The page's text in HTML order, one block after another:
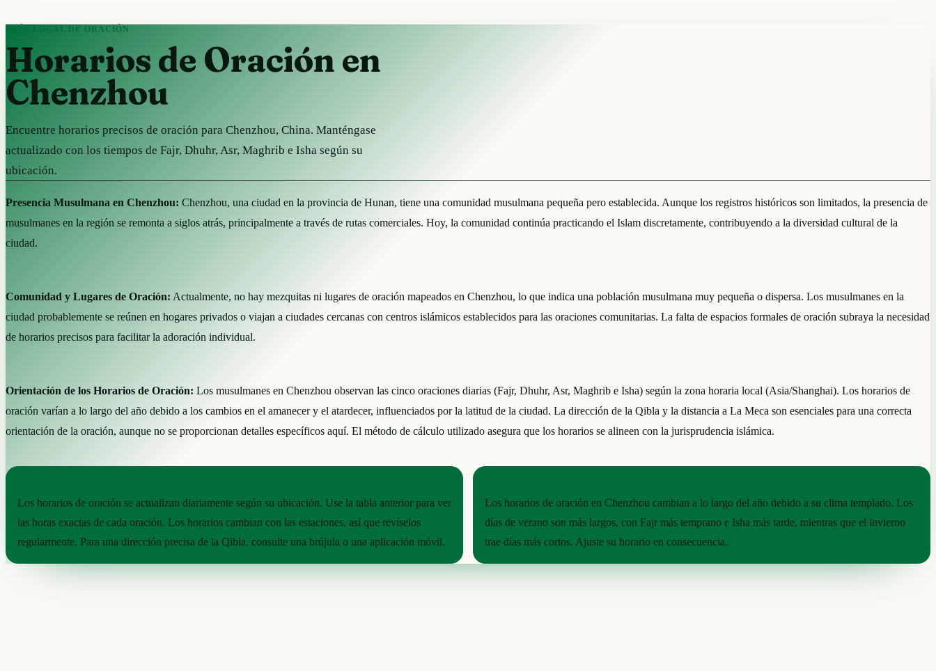
GUÍA LOCAL DE ORACIÓN
Horarios de Oración en
Chenzhou
Encuentre horarios precisos de oración para Chenzhou, China. Manténgase
actualizado con los tiempos de Fajr, Dhuhr, Asr, Maghrib e Isha según su
ubicación.
Presencia Musulmana en Chenzhou: Chenzhou, una ciudad en la provincia de Hunan, tiene una comunidad musulmana pequeña pero establecida. Aunque los registros históricos son limitados, la presencia de
musulmanes en la región se remonta a siglos atrás, principalmente a través de rutas comerciales. Hoy, la comunidad continúa practicando el Islam discretamente, contribuyendo a la diversidad cultural de la
ciudad.
Comunidad y Lugares de Oración: Actualmente, no hay mezquitas ni lugares de oración mapeados en Chenzhou, lo que indica una población musulmana muy pequeña o dispersa. Los musulmanes en la
ciudad probablemente se reúnen en hogares privados o viajan a ciudades cercanas con centros islámicos establecidos para las oraciones comunitarias. La falta de espacios formales de oración subraya la necesidad
de horarios precisos para facilitar la adoración individual.
Orientación de los Horarios de Oración: Los musulmanes en Chenzhou observan las cinco oraciones diarias (Fajr, Dhuhr, Asr, Maghrib e Isha) según la zona horaria local (Asia/Shanghai). Los horarios de
oración varían a lo largo del año debido a los cambios en el amanecer y el atardecer, influenciados por la latitud de la ciudad. La dirección de la Qibla y la distancia a La Meca son esenciales para una correcta
orientación de la oración, aunque no se proporcionan detalles específicos aquí. El método de cálculo utilizado asegura que los horarios se alineen con la jurisprudencia islámica.
Los horarios de oración se actualizan diariamente según su ubicación. Use la tabla anterior para ver
las horas exactas de cada oración. Los horarios cambian con las estaciones, así que revíselos
regularmente. Para una dirección precisa de la Qibla, consulte una brújula o una aplicación móvil.
Los horarios de oración en Chenzhou cambian a lo largo del año debido a su clima templado. Los
días de verano son más largos, con Fajr más temprano e Isha más tarde, mientras que el invierno
trae días más cortos. Ajuste su horario en consecuencia.